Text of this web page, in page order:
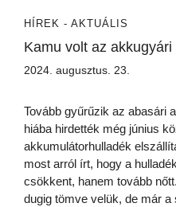
HÍREK - AKTUÁLIS
Kamu volt az
2024. augusztus. 23.
Tovább gyűrűzik az abasári
hiába hirdették még június
akkumulátorhulladék
most arról írt, hogy a
csökkent, hanem tovább
dugig tömve velük, de már